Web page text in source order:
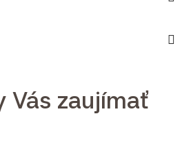
Vás zaujímať